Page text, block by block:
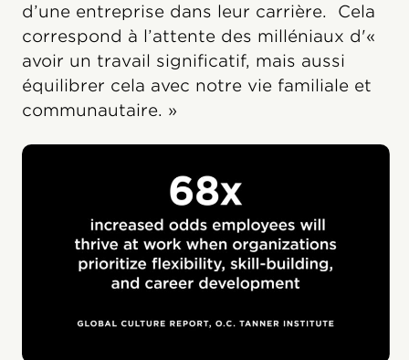
d’une entreprise dans leur carrière. Cela
correspond à l’attente des milléniaux d'«
avoir un travail significatif, mais aussi
équilibrer cela avec notre vie familiale et
communautaire. »